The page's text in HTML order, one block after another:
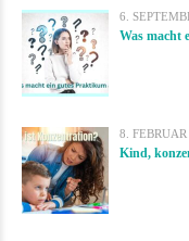
6.
Was macht
8. FEBRUAR
Kind,